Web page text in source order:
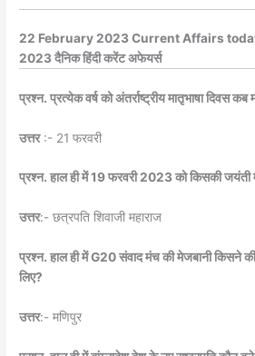
22 February 2023 Current Affairs
2023 दैनिक हिंदी करेंट अफेयर्स
प्रश्न. प्रत्येक वर्ष को अंतर्राष्ट्रीय मातृभाषा दिवस कब
उत्तर:- 21 फरवरी
प्रश्न. हाल ही में 19 फरवरी 2023 को किसकी जयंती
उत्तर:- छत्रपति शिवाजी महाराज
प्रश्न. हाल ही में G20 संवाद मंच की मेजबानी किसने
लिए?
उत्तर:- मणिपुर